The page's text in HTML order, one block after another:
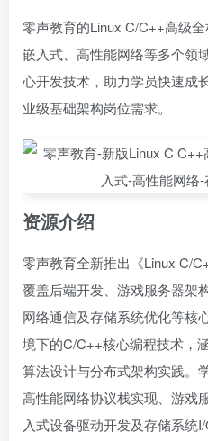
零声教育的Linux C/C++高级全
嵌入式、高性能网络等多个领
心开发技术，助力学员快速成
业级基础架构岗位需求。
资源介绍
零声教育全新推出《Linux C/
覆盖后端开发、游戏服务器架
网络通信及存储系统优化等核
境下的C/C++核心编程技术，
算法设计与分布式架构实践。
高性能网络协议栈实现、游戏
入式设备驱动开发及存储系统